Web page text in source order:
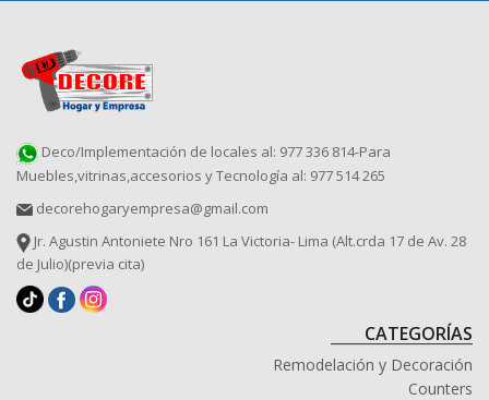
Deco/Implementación de locales al: 977 336 814-Para
Muebles,vitrinas,accesorios y Tecnología al: 977 514 265
decorehogaryempresa@gmail.com
Jr. Agustin Antoniete Nro 161 La Victoria- Lima (Alt.crda 17 de Av. 28
de Julio)(previa cita)
CATEGORÍAS
Remodelación y Decoración
Counters